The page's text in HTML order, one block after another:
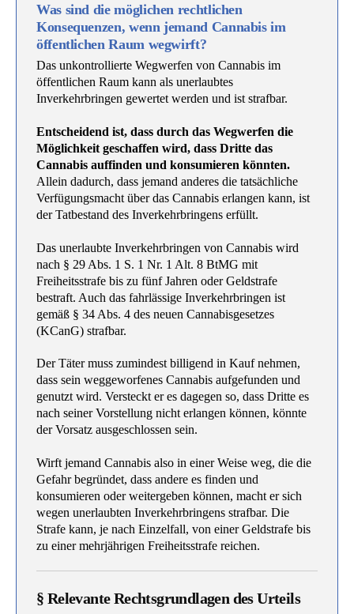
Was sind die möglichen rechtlichen
Konsequenzen, wenn jemand Cannabis im
öffentlichen Raum wegwirft?
Das unkontrollierte Wegwerfen von Cannabis im
öffentlichen Raum kann als unerlaubtes
Inverkehrbringen gewertet werden und ist strafbar.
Entscheidend ist, dass durch das Wegwerfen die
Möglichkeit geschaffen wird, dass Dritte das
Cannabis auffinden und konsumieren könnten.
Allein dadurch, dass jemand anderes die tatsächliche
Verfügungsmacht über das Cannabis erlangen kann, ist
der Tatbestand des Inverkehrbringens erfüllt.
Das unerlaubte Inverkehrbringen von Cannabis wird
nach § 29 Abs. 1 S. 1 Nr. 1 Alt. 8 BtMG mit
Freiheitsstrafe bis zu fünf Jahren oder Geldstrafe
bestraft. Auch das fahrlässige Inverkehrbringen ist
gemäß § 34 Abs. 4 des neuen Cannabisgesetzes
(KCanG) strafbar.
Der Täter muss zumindest billigend in Kauf nehmen,
dass sein weggeworfenes Cannabis aufgefunden und
genutzt wird. Versteckt er es dagegen so, dass Dritte es
nach seiner Vorstellung nicht erlangen können, könnte
der Vorsatz ausgeschlossen sein.
Wirft jemand Cannabis also in einer Weise weg, die die
Gefahr begründet, dass andere es finden und
konsumieren oder weitergeben können, macht er sich
wegen unerlaubten Inverkehrbringens strafbar. Die
Strafe kann, je nach Einzelfall, von einer Geldstrafe bis
zu einer mehrjährigen Freiheitsstrafe reichen.
§ Relevante Rechtsgrundlagen des Urteils